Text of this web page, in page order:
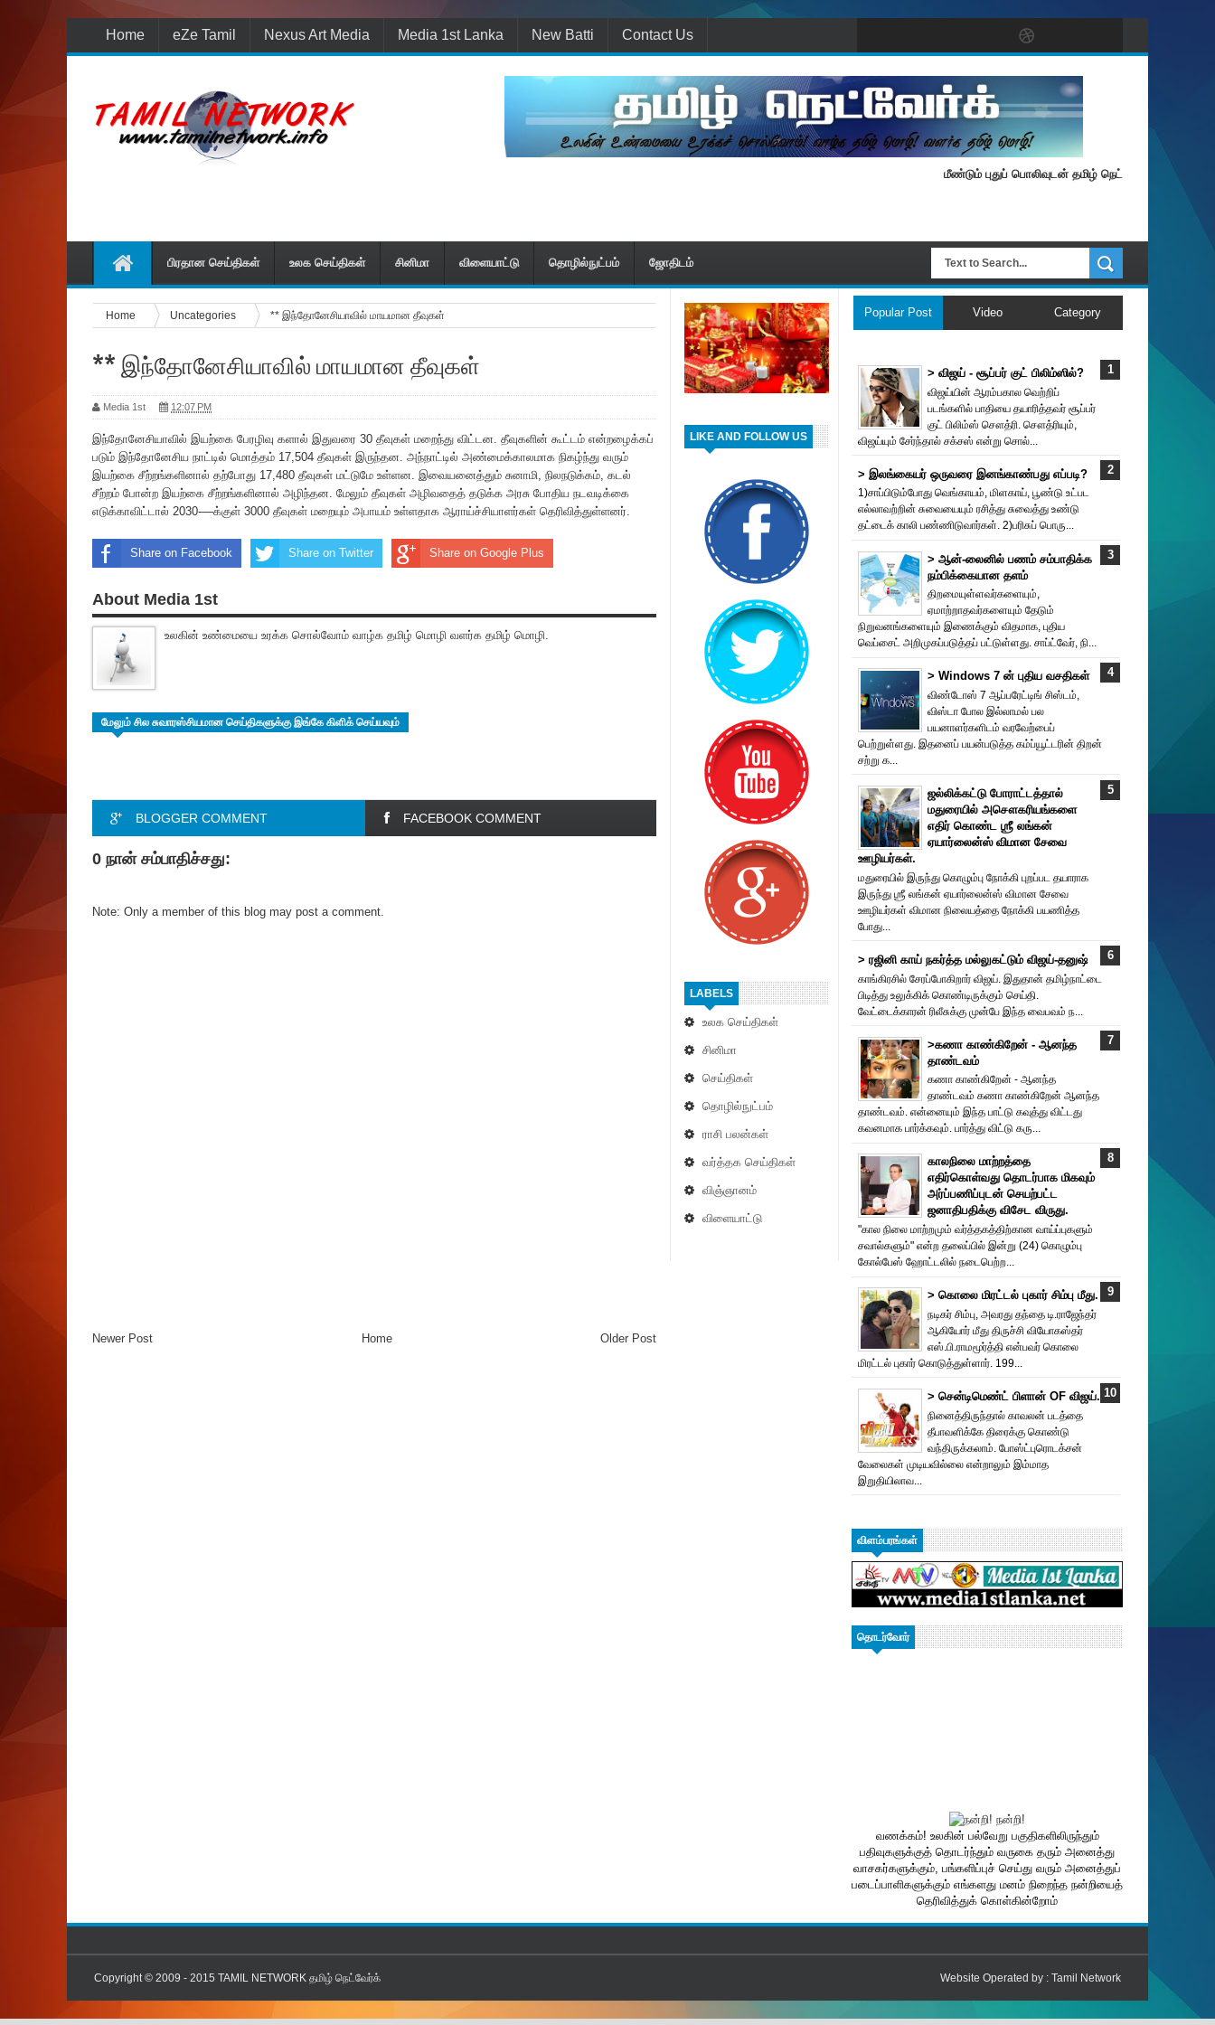
Home eZe Tamil Nexus Art Media Media 1st Lanka New Batti Contact Us
மீண்டும் புதுப் பொலிவுடன் தமிழ் நெட்வேர்க்.
பிரதான செய்திகள் உலக செய்திகள் சினிமா விளையாட்டு தொழில்நுட்பம் ஜோதிடம்
LIKE AND FOLLOW US
LABELS
உலக செய்திகள்
சினிமா
செய்திகள்
தொழில்நுட்பம்
ராசி பலன்கள்
வர்த்தக செய்திகள்
விஞ்ஞானம்
விளையாட்டு
Home Uncategories ** இந்தோனேசியாவில் மாயமான தீவுகள்
** இந்தோனேசியாவில் மாயமான தீவுகள்
Media 1st 12:07 PM
இந்தோனேசியாவில் இயற்கை பேரழிவு களால் இதுவரை 30 தீவுகள் மறைந்து விட்டன. தீவுகளின் கூட்டம் என்றழைக்கப்
படும் இந்தோனேசிய நாட்டில் மொத்தம் 17,504 தீவுகள் இருந்தன. அந்நாட்டில் அண்மைக்காலமாக நிகழ்ந்து வரும்
இயற்கை சீற்றங்களினால் தற்போது 17,480 தீவுகள் மட்டுமே உள்ளன. இவையனைத்தும் சுனாமி, நிலநடுக்கம், கடல்
சீற்றம் போன்ற இயற்கை சீற்றங்களினால் அழிந்தன. மேலும் தீவுகள் அழிவதைத் தடுக்க அரசு போதிய நடவடிக்கை
எடுக்காவிட்டால் 2030-—க்குள் 3000 தீவுகள் மறையும் அபாயம் உள்ளதாக ஆராய்ச்சியாளர்கள் தெரிவித்துள்ளனர்.
Share on Facebook Share on Twitter Share on Google Plus
About Media 1st
உலகின் உண்மையை உரக்க சொல்வோம் வாழ்க தமிழ் மொழி வளர்க தமிழ் மொழி.
மேலும் சில சுவாரஸ்சியமான செய்திகளுக்கு இங்கே கிளிக் செய்யவும்
BLOGGER COMMENT FACEBOOK COMMENT
0 நான் சம்பாதிச்சது:
Note: Only a member of this blog may post a comment.
Newer Post Older Post
Home
Popular Post Video Category
> விஜய் - சூப்பர் குட் பிலிம்ஸில்?
விஜய்யின் ஆரம்பகால வெற்றிப்
படங்களில் பாதியை தயா‌ரித்தவர் சூப்பர்
குட் பிலிம்ஸ் சௌத்‌ரி. சௌத்‌ரியும்,
விஜய்யும் சேர்ந்தால் சக்சஸ் என்று சொல்...
> இலங்கையர் ஒருவரை இனங்காண்பது எப்படி?
1)சாப்பிடும்போது வெங்காயம், மிளகாய், பூண்டு உட்பட
எல்லாவற்றின் சுவையையும் ரசித்து சுவைத்து உண்டு
தட்டைக் காலி பண்ணிடுவார்கள். 2)பரிசுப் பொரு...
> ஆன்-லைனில் பணம் சம்பாதிக்க
நம்பிக்கையான தளம்
திறமையுள்ளவர்களையும்,
ஏமாற்றாதவர்களையும் தேடும்
நிறுவனங்களையும் இணைக்கும் விதமாக, புதிய
வெப்சைட் அறிமுகப்படுத்தப் பட்டுள்ளது. சாப்ட்வேர், நி...
> Windows 7 ன் புதிய வசதிகள்
விண்டோஸ் 7 ஆப்பரேட்டிங் சிஸ்டம்,
விஸ்டா போல இல்லாமல் பல
பயனாளர்களிடம் வரவேற்பைப்
பெற்றுள்ளது. இதனைப் பயன்படுத்த கம்ப்யூட்டரின் திறன்
சற்று க...
ஜல்லிக்கட்டு போராட்டத்தால்
மதுரையில் அசௌகரியங்களை
எதிர் கொண்ட ஶ்ரீ லங்கன்
ஏயார்லைன்ஸ் விமான சேவை
ஊழியர்கள்.
மதுரையில் இருந்து கொழும்பு நோக்கி புறப்பட தயாராக
இருந்து ஶ்ரீ லங்கன் ஏயார்லைன்ஸ் விமான சேவை
ஊழியர்கள் விமான நிலையத்தை நோக்கி பயணித்த
போது...
> ரஜினி காய் நகர்த்த மல்லுகட்டும் விஜய்-தனுஷ்
காங்கிரசில் சேரப்போகிறார் விஜய். இதுதான் தமிழ்நாட்டை
பிடித்து உலுக்கிக் கொண்டிருக்கும் செய்தி.
வேட்டைக்காரன் ரிலீசுக்கு முன்பே இந்த வைபவம் ந...
>கணா காண்கிறேன் - ஆனந்த
தாண்டவம்
கணா காண்கிறேன் - ஆனந்த
தாண்டவம் கணா காண்கிறேன் ஆனந்த
தாண்டவம். என்னையும் இந்த பாட்டு கவுத்து விட்டது
கவனமாக பார்க்கவும். பார்த்து விட்டு கரு...
காலநிலை மாற்றத்தை
எதிர்கொள்வது தொடர்பாக மிகவும்
அர்ப்பணிப்புடன் செயற்பட்ட
ஜனாதிபதிக்கு விசேட விருது.
"கால நிலை மாற்றமும் வர்த்தகத்திற்கான வாய்ப்புகளும்
சவால்களும்" என்ற தலைப்பில் இன்று (24) கொழும்பு
கோல்பேஸ் ஹோட்டலில் நடைபெற்ற...
> கொலை மிரட்டல் புகார் சிம்பு மீது.
நடிகர் சிம்பு, அவரது தந்தை டி.ராஜேந்தர்
ஆகியோர் மீது திருச்சி வியோகஸ்தர்
எஸ்.பி.ராமமூர்த்தி என்பவர் கொலை
மிரட்டல் புகார் கொடுத்துள்ளார். 199...
> சென்டிமெண்ட் பிளான் OF விஜய்.
நினைத்திருந்தால் காவலன் படத்தை
தீபாவளிக்கே திரைக்கு கொண்டு
வந்திருக்கலாம். போஸ்ட்புரொட‌க்சன்
வேலைகள் முடியவில்லை என்றாலும் இம்மாத
இறுதியிலாவ...
விளம்பரங்கள்
தொடர்வோர்
வணக்கம்! உலகின் பல்வேறு பகுதிகளிலிருந்தும்
பதிவுகளுக்குத் தொடர்ந்தும் வருகை தரும் அனைத்து
வாசகர்களுக்கும், பங்களிப்புச் செய்து வரும் அனைத்துப்
படைப்பாளிகளுக்கும் எங்களது மனம் நிறைந்த நன்றியைத்
தெரிவித்துக் கொள்கின்றோம்
Copyright © 2009 - 2015 TAMIL NETWORK தமிழ் நெட்வேர்க் Website Operated by : Tamil Network